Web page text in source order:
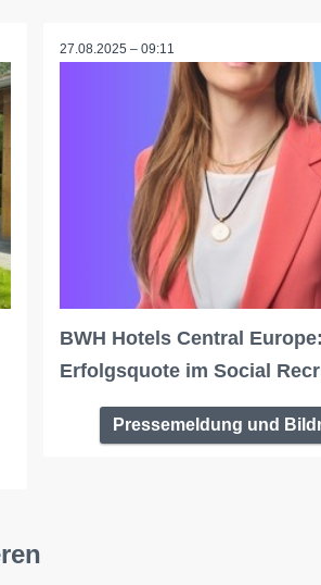
27.08.2025 – 09:11
BWH Hotels Central
Erfolgsquote im Social
Pressemeldung und